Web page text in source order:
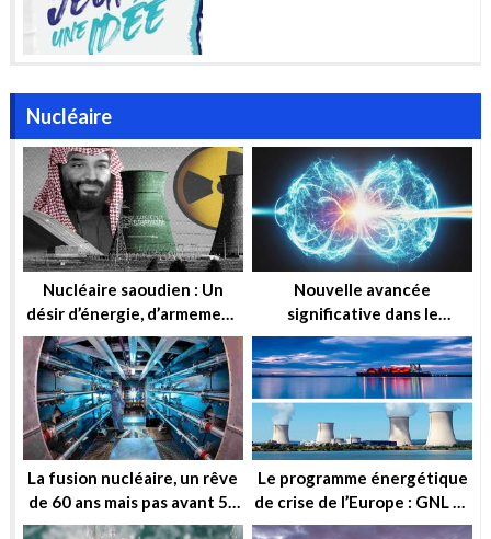
Nucléaire
Nucléaire saoudien : Un
désir d’énergie, d’armement
ou simplement d’influence ?
Nouvelle avancée
significative dans le
domaine de la fusion
nucléaire
La fusion nucléaire, un rêve
de 60 ans mais pas avant 50
ans !
Le programme énergétique
de crise de l’Europe : GNL et
Nucléaire